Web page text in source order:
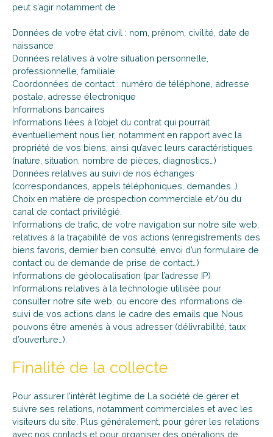
peut s’agir notamment de :
Données de votre état civil : nom, prénom, civilité, date de
naissance
Données relatives à votre situation personnelle,
professionnelle, familiale
Coordonnées de contact : numéro de téléphone, adresse
postale, adresse électronique
Informations bancaires
Informations liées à l’objet du contrat qui pourrait
éventuellement nous lier, notamment en rapport avec la
propriété de vos biens, ainsi qu’avec leurs caractéristiques
(nature, situation, nombre de pièces, diagnostics…)
Données relatives au suivi de nos échanges
(correspondances, appels téléphoniques, demandes…)
Choix en matière de prospection commerciale et/ou du
canal de contact privilégié.
Informations de trafic, de votre navigation sur notre site web,
relatives à la traçabilité de vos actions (enregistrements des
biens favoris, dernier bien consulté, envoi d’un formulaire de
contact ou de demande de prise de contact…)
Informations de géolocalisation (par l’adresse IP)
Informations relatives à la technologie utilisée pour
consulter notre site web, ou encore des informations de
suivi de vos actions dans le cadre des emails que Nous
pouvons être amenés à vous adresser (délivrabilité, taux
d’ouverture…).
Finalité de la collecte
Pour assurer l’intérêt légitime de La société de gérer et
suivre ses relations, notamment commerciales et avec les
visiteurs du site. Plus généralement, pour gérer les relations
avec nos contacts et pour organiser des opérations de